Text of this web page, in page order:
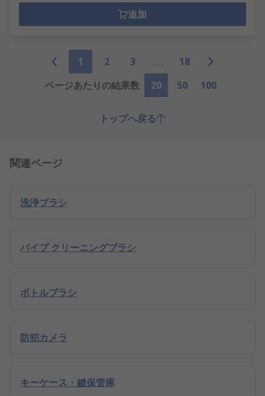
追加
1 2 3
18
ページあたりの結果数
20 50 100
トップへ戻る
関連ページ
洗浄ブラシ
パイプ クリーニングブラシ
ボトルブラシ
防犯カメラ
キーケース・鍵保管庫